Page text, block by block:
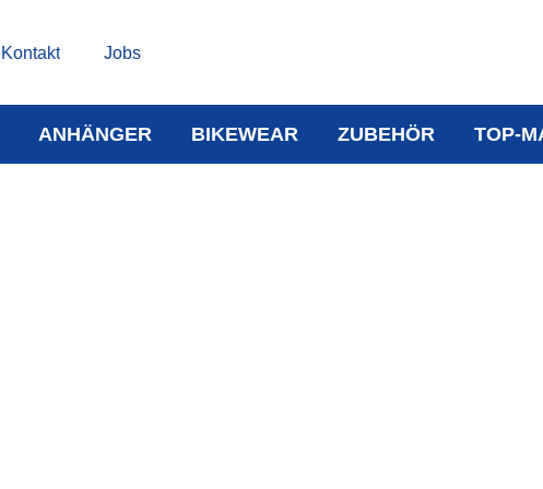
Kontakt Jobs
ANHÄNGER BIKEWEAR ZUBEHÖR TOP-